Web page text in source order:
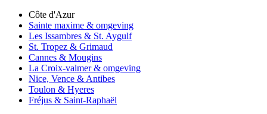
Côte d'Azur
Sainte maxime & omgeving
Les Issambres & St. Aygulf
St. Tropez & Grimaud
Cannes & Mougins
La Croix-valmer & omgeving
Nice, Vence & Antibes
Toulon & Hyeres
Fréjus & Saint-Raphaël